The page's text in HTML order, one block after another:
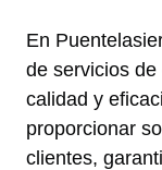
En
de servicios
calidad y
proporcionar
clientes,